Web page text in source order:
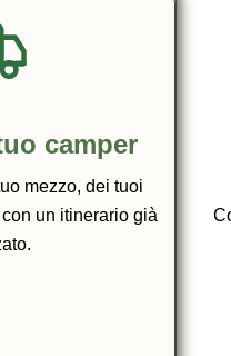
camper
mezzo, dei tuoi
un itinerario già